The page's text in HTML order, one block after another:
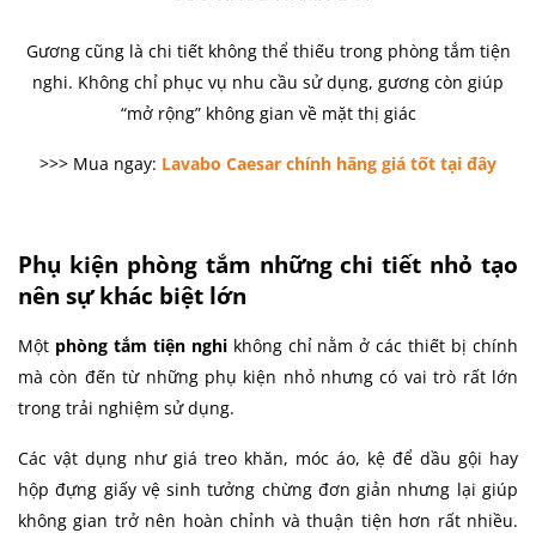
Gương cũng là chi tiết không thể thiếu trong phòng tắm tiện
nghi. Không chỉ phục vụ nhu cầu sử dụng, gương còn giúp
“mở rộng” không gian về mặt thị giác
>>> Mua ngay: Lavabo Caesar chính hãng giá tốt tại đây
Phụ kiện phòng tắm những chi tiết nhỏ tạo
nên sự khác biệt lớn
Một phòng tắm tiện nghi không chỉ nằm ở các thiết bị chính
mà còn đến từ những phụ kiện nhỏ nhưng có vai trò rất lớn
trong trải nghiệm sử dụng.
Các vật dụng như giá treo khăn, móc áo, kệ để dầu gội hay
hộp đựng giấy vệ sinh tưởng chừng đơn giản nhưng lại giúp
không gian trở nên hoàn chỉnh và thuận tiện hơn rất nhiều.